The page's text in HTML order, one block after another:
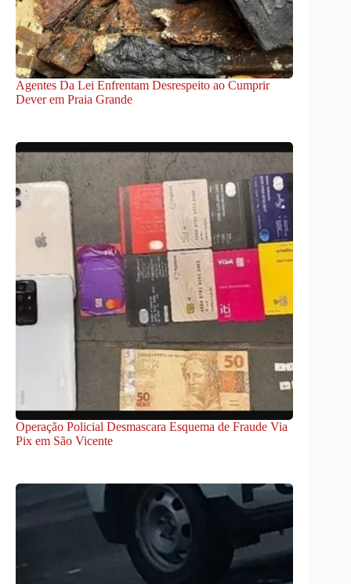
Agentes Da Lei Enfrentam Desrespeito ao Cumprir
Dever em Praia Grande
Operação Policial Desmascara Esquema de Fraude Via
Pix em São Vicente